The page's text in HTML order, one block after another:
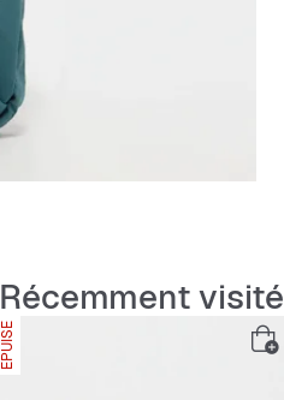
Récemment visité
ÉPUISÉ